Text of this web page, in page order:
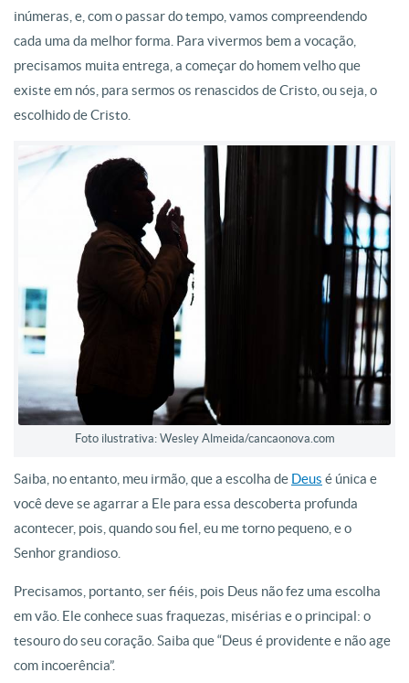
inúmeras, e, com o passar do tempo, vamos compreendendo
cada uma da melhor forma. Para vivermos bem a vocação,
precisamos muita entrega, a começar do homem velho que
existe em nós, para sermos os renascidos de Cristo, ou seja, o
escolhido de Cristo.
Foto ilustrativa: Wesley Almeida/cancaonova.com
Saiba, no entanto, meu irmão, que a escolha de Deus é única e
você deve se agarrar a Ele para essa descoberta profunda
acontecer, pois, quando sou fiel, eu me torno pequeno, e o
Senhor grandioso.
Precisamos, portanto, ser fiéis, pois Deus não fez uma escolha
em vão. Ele conhece suas fraquezas, misérias e o principal: o
tesouro do seu coração. Saiba que “Deus é providente e não age
com incoerência”.